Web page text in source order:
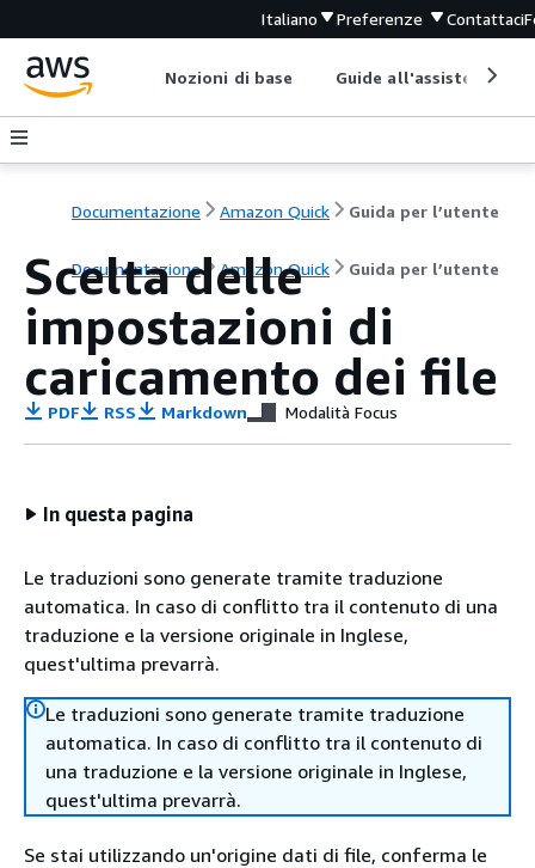
Italiano Preferenze Contattaci
Nozioni di base Guide all'assistenza
Documentazione Amazon Quick Guida per l’utente
Documentazione Amazon Quick Guida per l’utente
Scelta delle
impostazioni di
caricamento dei file
PDF RSS Markdown Modalità Focus
In questa pagina
Le traduzioni sono generate tramite traduzione
automatica. In caso di conflitto tra il contenuto di una
traduzione e la versione originale in Inglese,
quest'ultima prevarrà.
Le traduzioni sono generate tramite traduzione
automatica. In caso di conflitto tra il contenuto di
una traduzione e la versione originale in Inglese,
quest'ultima prevarrà.
Se stai utilizzando un'origine dati di file, conferma le